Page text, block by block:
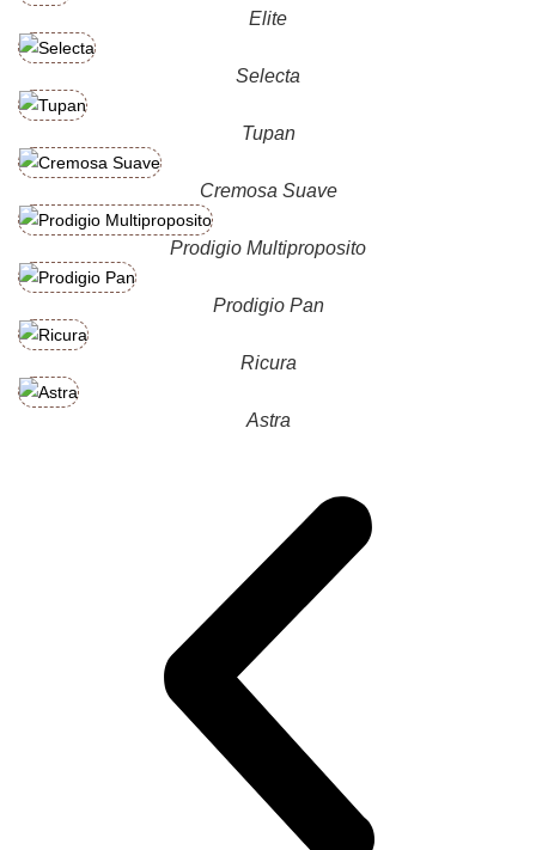
Elite
Selecta
Tupan
Cremosa Suave
Prodigio Multiproposito
Prodigio Pan
Ricura
Astra